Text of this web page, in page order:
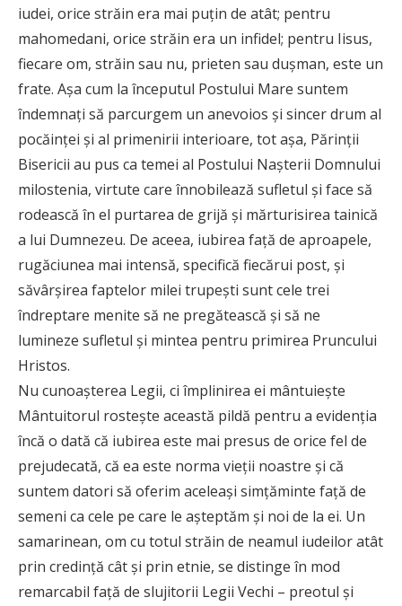
iudei, orice străin era mai puţin de atât; pentru
mahomedani, orice străin era un infidel; pentru ­Iisus,
fiecare om, străin sau nu, prieten sau dușman, este un
frate. Așa cum la începutul Postului Mare suntem
îndemnați să parcurgem un anevoios și sincer drum al
pocăinței și al primenirii interioare, tot așa, Părinții
Bisericii au pus ca temei al Postului Nașterii Domnului
milostenia, virtute care înnobilează sufletul și face să
rodească în el purtarea de grijă și mărturisirea tainică
a lui Dumnezeu. De aceea, iubirea față de aproapele,
rugăciunea mai intensă, specifică fiecărui post, și
săvârșirea faptelor milei trupești sunt cele trei
îndreptare menite să ne pregătească și să ne
lumineze sufletul și mintea pentru primirea Pruncului
Hristos.
Nu cunoaşterea Legii, ci împlinirea ei mântuieşte
Mântuitorul rostește această pildă pentru a evidenția
încă o dată că iubirea este mai presus de orice fel de
prejudecată, că ea este norma vieții noastre și că
suntem datori să oferim aceleași simțăminte față de
semeni ca cele pe care le așteptăm și noi de la ei. Un
samarinean, om cu totul străin de neamul iudeilor atât
prin credință cât și prin etnie, se distinge în mod
remarcabil față de slujitorii Legii Vechi – preotul și